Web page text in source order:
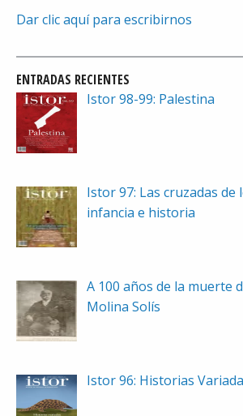
Dar clic aquí para escribirnos
ENTRADAS RECIENTES
Istor 98-99: Palestina
Istor 97: Las cruzadas de
infancia e historia
A 100 años de la muerte
Molina Solís
Istor 96: Historias